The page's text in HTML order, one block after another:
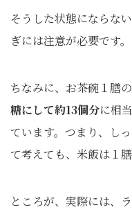
そうした状態にならな
ぎには注意が必要です。
ちなみに、お茶碗１膳
糖にして約13個分に相
ています。つまり、し
て考えても、米飯は１
ところが、実際には、